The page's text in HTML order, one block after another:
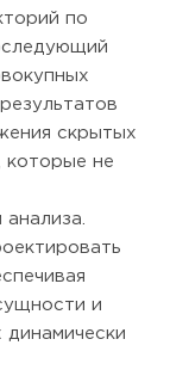
по
скрытых
которые не
и